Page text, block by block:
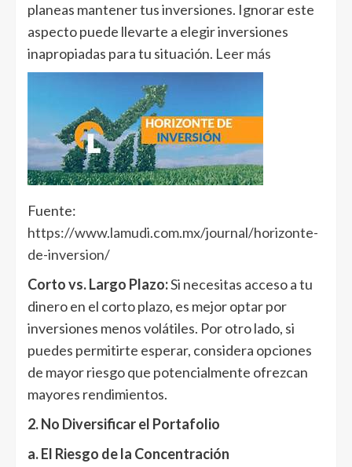
planeas mantener tus inversiones. Ignorar este
aspecto puede llevarte a elegir inversiones
inapropiadas para tu situación. Leer más
Fuente:
https://www.lamudi.com.mx/journal/horizonte-
de-inversion/
Corto vs. Largo Plazo:Si necesitas acceso a tu
dinero en el corto plazo, es mejor optar por
inversiones menos volátiles. Por otro lado, si
puedes permitirte esperar, considera opciones
de mayor riesgo que potencialmente ofrezcan
mayores rendimientos.
2. No Diversificar el Portafolio
a. El Riesgo de la Concentración